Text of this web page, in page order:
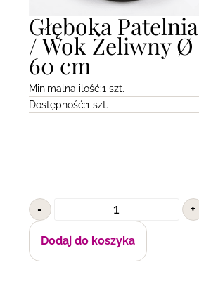
Głęboka Patelnia
/ Wok Żeliwny Ø
60 cm
Minimalna ilość:1 szt.
Dostępność:1 szt.
- +
Dodaj do koszyka